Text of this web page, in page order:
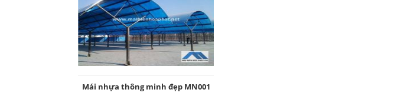
Mái nhựa thông minh đẹp MN001